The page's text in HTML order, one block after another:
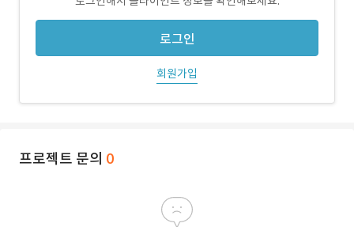
로그인
회원가입
프로젝트 문의 0